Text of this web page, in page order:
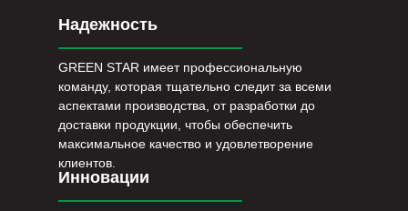
Надежность
Инновации
GREEN STAR имеет профессиональную
команду, которая тщательно следит за всеми
аспектами производства, от разработки до
доставки продукции, чтобы обеспечить
максимальное качество и удовлетворение
клиентов.